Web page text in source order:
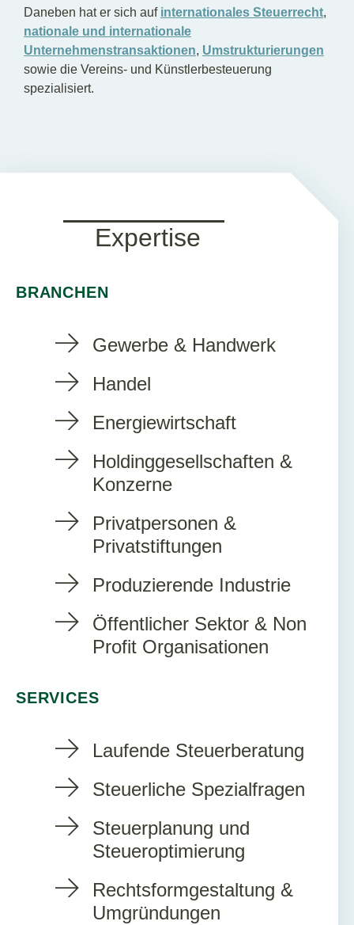
Daneben hat er sich auf internationales Steuerrecht,
nationale und internationale
Unternehmenstransaktionen, Umstrukturierungen
sowie die Vereins- und Künstlerbesteuerung
spezialisiert.
Expertise
BRANCHEN
Gewerbe & Handwerk
Handel
Energiewirtschaft
Holdinggesellschaften &
Konzerne
Privatpersonen &
Privatstiftungen
Produzierende Industrie
Öffentlicher Sektor & Non
Profit Organisationen
SERVICES
Laufende Steuerberatung
Steuerliche Spezialfragen
Steuerplanung und
Steueroptimierung
Rechtsformgestaltung &
Umgründungen